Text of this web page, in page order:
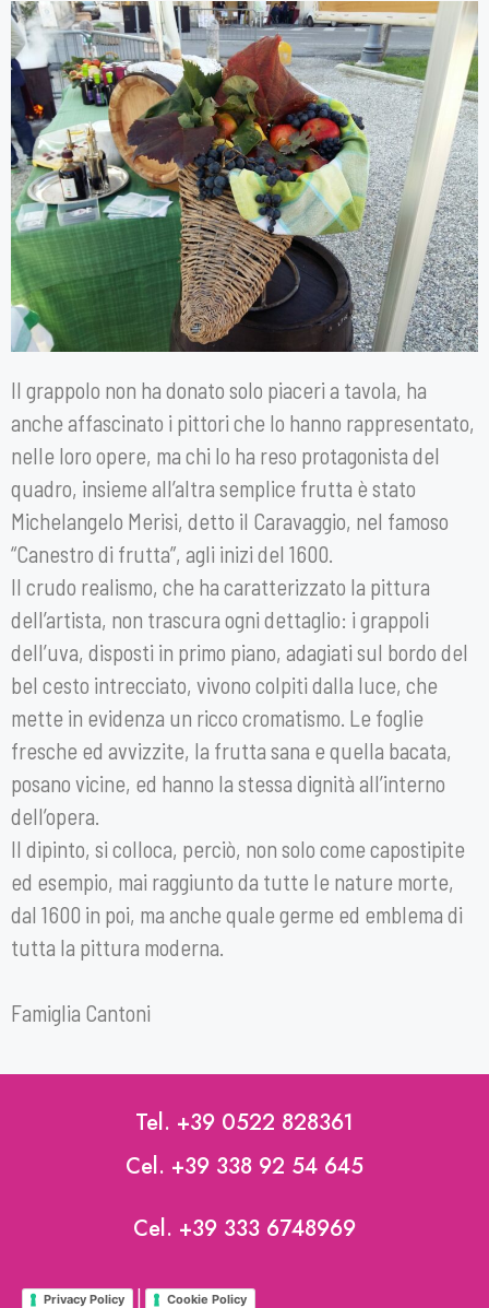
Il grappolo non ha donato solo piaceri a tavola, ha
anche affascinato i pittori che lo hanno rappresentato,
nelle loro opere, ma chi lo ha reso protagonista del
quadro, insieme all’altra semplice frutta è stato
Michelangelo Merisi, detto il Caravaggio, nel famoso
“Canestro di frutta”, agli inizi del 1600.
Il crudo realismo, che ha caratterizzato la pittura
dell’artista, non trascura ogni dettaglio: i grappoli
dell’uva, disposti in primo piano, adagiati sul bordo del
bel cesto intrecciato, vivono colpiti dalla luce, che
mette in evidenza un ricco cromatismo. Le foglie
fresche ed avvizzite, la frutta sana e quella bacata,
posano vicine, ed hanno la stessa dignità all’interno
dell’opera.
Il dipinto, si colloca, perciò, non solo come capostipite
ed esempio, mai raggiunto da tutte le nature morte,
dal 1600 in poi, ma anche quale germe ed emblema di
tutta la pittura moderna.
Famiglia Cantoni
Tel. +39 0522 828361
Cel. +39 338 92 54 645
Cel. +39 333 6748969
Privacy Policy | Cookie Policy